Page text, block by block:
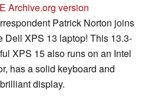
Archive.org version
Patrick Norton joins
Dell XPS 13 laptop! This 13.3-
XPS 15 also runs on an Intel
has a solid keyboard and
display.